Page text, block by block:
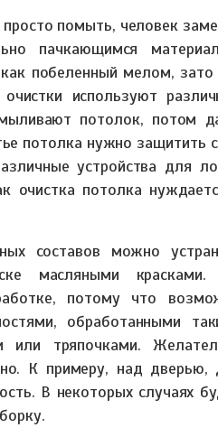
помыть, человек
пачкающимся
побеленный мелом, зато
используют
потолок, потом
потолка нужно защитить
устройства для
очистка потолка
составов можно
масляными
потому что
обработанными
тряпочками.
К примеру, над дверью,
В некоторых случаях